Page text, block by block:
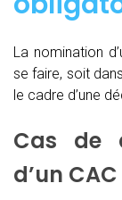
La nomination
se faire, soit
le cadre d’une
Cas de
d’un CAC